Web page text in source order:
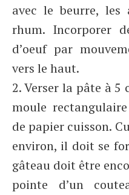
avec le beurre, les
rhum. Incorporer
d’oeuf par
vers le haut.
2. Verser la pâte à 5
moule
de papier cuisson.
environ, il doit se
gâteau doit être
pointe d’un